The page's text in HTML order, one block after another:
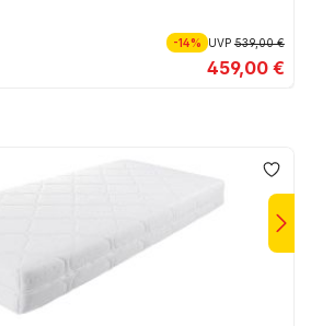
-14% UVP539,00 €
459,00 €